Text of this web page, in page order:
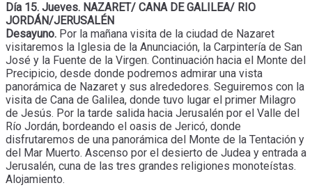
Día 15. Jueves. NAZARET/ CANA DE GALILEA/ RIO
JORDÁN/JERUSALÉN
Desayuno. Por la mañana visita de la ciudad de Nazaret
visitaremos la Iglesia de la Anunciación, la Carpintería de San
José y la Fuente de la Virgen. Continuación hacia el Monte del
Precipicio, desde donde podremos admirar una vista
panorámica de Nazaret y sus alrededores. Seguiremos con la
visita de Cana de Galilea, donde tuvo lugar el primer Milagro
de Jesús. Por la tarde salida hacia Jerusalén por el Valle del
Río Jordán, bordeando el oasis de Jericó, donde
disfrutaremos de una panorámica del Monte de la Tentación y
del Mar Muerto. Ascenso por el desierto de Judea y entrada a
Jerusalén, cuna de las tres grandes religiones monoteístas.
Alojamiento.